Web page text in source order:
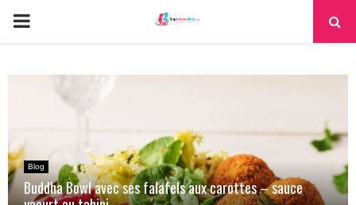
PRIMARY
Blog
Buddha Bowl avec ses falafels aux carottes – sauce